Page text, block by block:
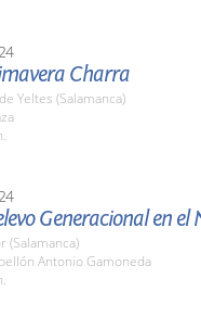
Charra
Yeltes (Salamanca)
Generacional en el
(Salamanca)
Antonio Gamoneda